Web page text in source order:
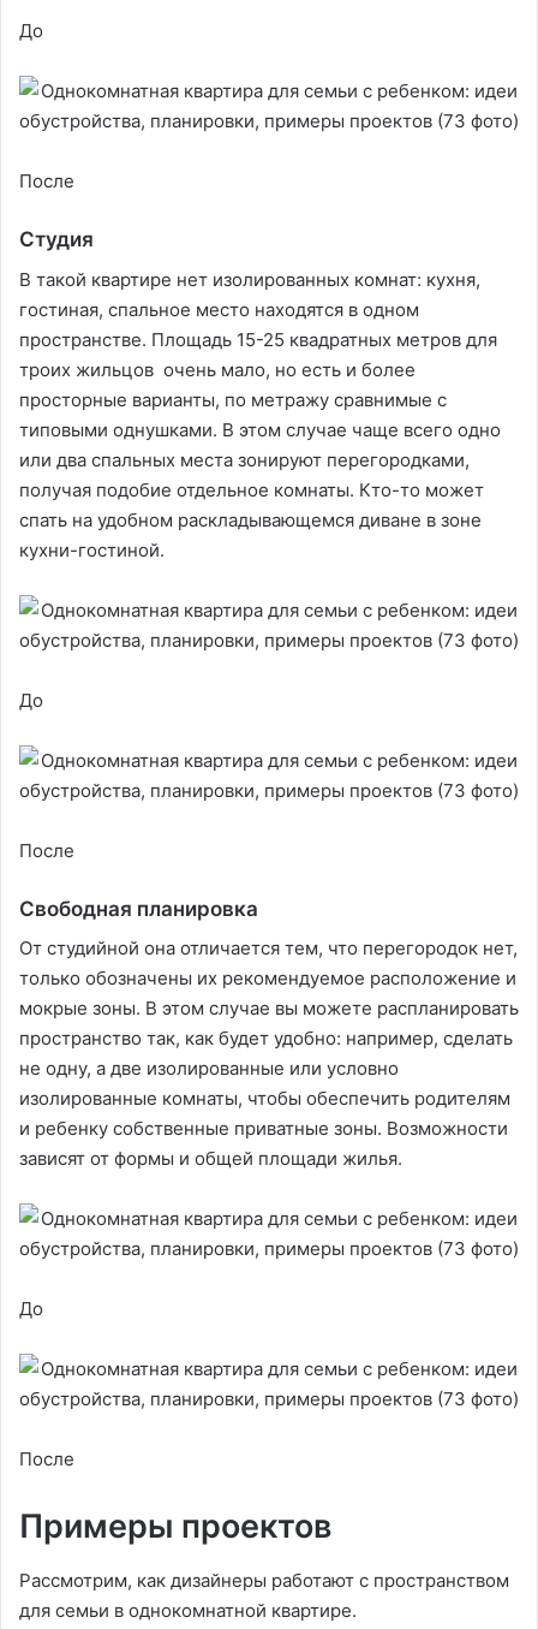
До
После
Студия
В такой квартире нет изолированных комнат: кухня,
гостиная, спальное место находятся в одном
пространстве. Площадь 15-25 квадратных метров для
троих жильцов очень мало, но есть и более
просторные варианты, по метражу сравнимые с
типовыми однушками. В этом случае чаще всего одно
или два спальных места зонируют перегородками,
получая подобие отдельное комнаты. Кто-то может
спать на удобном раскладывающемся диване в зоне
кухни-гостиной.
До
После
Свободная планировка
От студийной она отличается тем, что перегородок нет,
только обозначены их рекомендуемое расположение и
мокрые зоны. В этом случае вы можете распланировать
пространство так, как будет удобно: например, сделать
не одну, а две изолированные или условно
изолированные комнаты, чтобы обеспечить родителям
и ребенку собственные приватные зоны. Возможности
зависят от формы и общей площади жилья.
До
После
Примеры проектов
Рассмотрим, как дизайнеры работают с пространством
для семьи в однокомнатной квартире.